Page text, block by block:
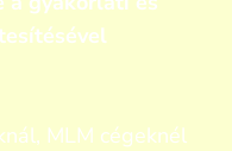
MLM cégeknél